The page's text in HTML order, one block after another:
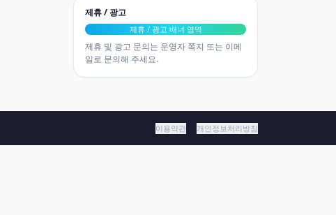
제휴 / 광고
제휴 / 광고 배너 영역
제휴 및 광고 문의는 운영자 쪽지 또는 이메
일로 문의해 주세요.
이용약관 개인정보처리방침